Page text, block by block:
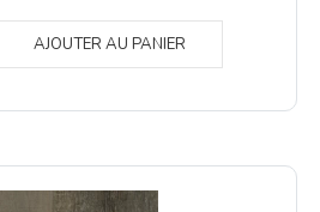
AJOUTER AU PANIER